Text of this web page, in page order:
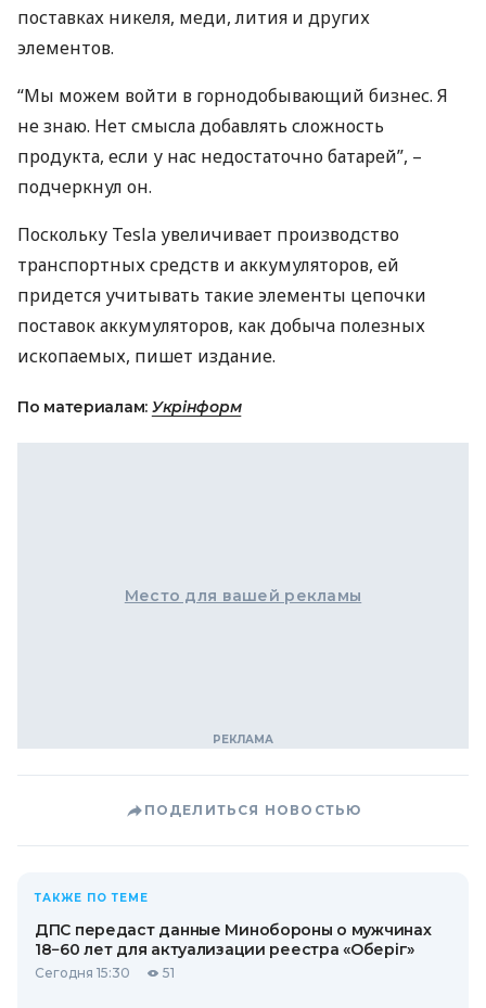
поставках никеля, меди, лития и других
элементов.
“Мы можем войти в горнодобывающий бизнес. Я
не знаю. Нет смысла добавлять сложность
продукта, если у нас недостаточно батарей”, –
подчеркнул он.
Поскольку Tesla увеличивает производство
транспортных средств и аккумуляторов, ей
придется учитывать такие элементы цепочки
поставок аккумуляторов, как добыча полезных
ископаемых, пишет издание.
По материалам: Укрінформ
Место для вашей рекламы
ПОДЕЛИТЬСЯ НОВОСТЬЮ
ТАКЖЕ ПО ТЕМЕ
ДПС передаст данные Минобороны о мужчинах
18−60 лет для актуализации реестра «Оберіг»
Сегодня 15:30 51